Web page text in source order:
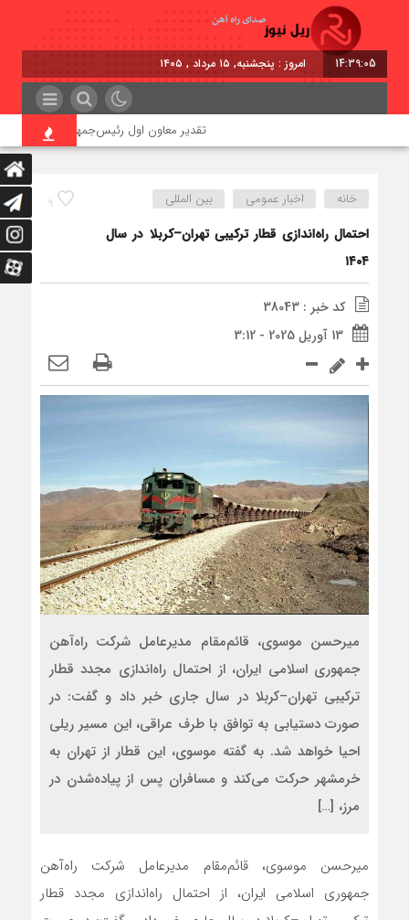
14:39:06 امروز : پنجشنبه, ۱۵ مرداد , ۱۴۰۵
تقدیر معاون اول رئیس‌جمهور از مدیرعامل
9 خانه اخبار عمومی بین المللی
احتمال راه‌اندازی قطار ترکیبی تهران–کربلا در سال
۱۴۰۴
کد خبر : 38043
13 آوریل 2025 - 3:12
میرحسن موسوی، قائم‌مقام مدیرعامل شرکت راه‌آهن
جمهوری اسلامی ایران، از احتمال راه‌اندازی مجدد قطار
ترکیبی تهران–کربلا در سال جاری خبر داد و گفت: در
صورت دستیابی به توافق با طرف عراقی، این مسیر ریلی
احیا خواهد شد. به گفته موسوی، این قطار از تهران به
خرمشهر حرکت می‌کند و مسافران پس از پیاده‌شدن در
مرز، […]
میرحسن موسوی، قائم‌مقام مدیرعامل شرکت راه‌آهن
جمهوری اسلامی ایران، از احتمال راه‌اندازی مجدد قطار